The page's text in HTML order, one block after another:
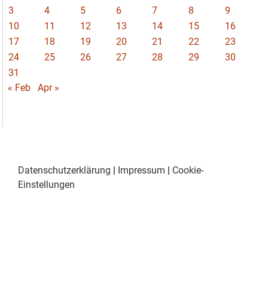
3
4 5 6 7 8
9
10
11 12 13 14 15
16
17
18 19 20 21 22
23
24
25 26 27 28 29
30
31
« Feb
Apr »
Datenschutzerklärung | Impressum | Cookie-
Einstellungen